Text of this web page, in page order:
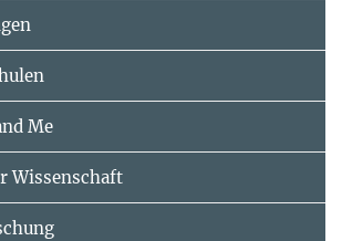
Me
Wissenschaft